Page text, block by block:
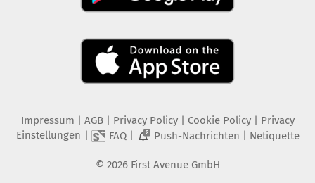
Impressum AGB Privacy Policy| Cookie Policy| Privacy
Einstellungen
FAQ| 2 Push-Nachrichten Netiquette
© 2026 First Avenue GmbH